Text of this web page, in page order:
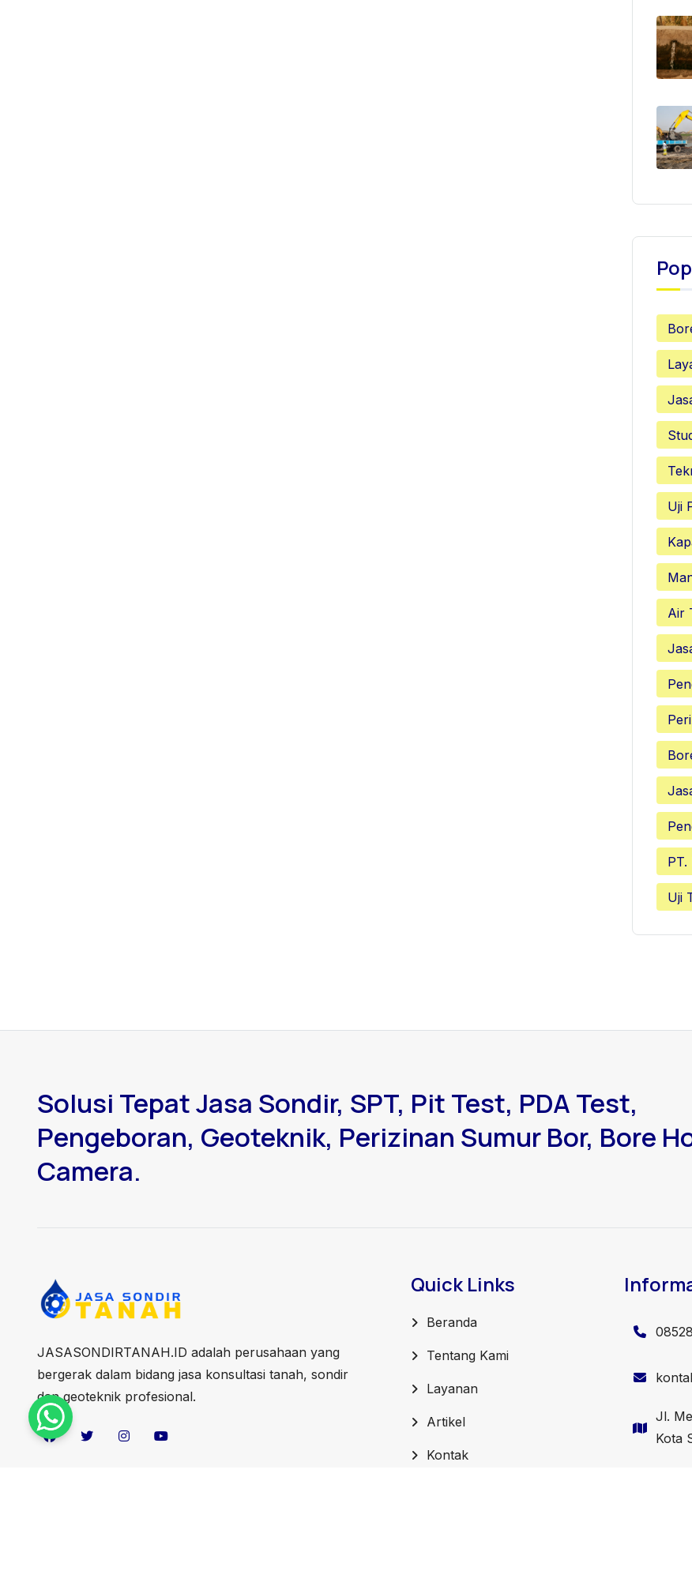
Uji
Air
PT.
Uji
Solusi Tepat Jasa Sondir, SPT, Pit Test, PDA Test,
Pengeboran, Geoteknik, Perizinan Sumur Bor, Bore
Camera.
JASASONDIRTANAH.ID adalah perusahaan yang
bergerak dalam bidang jasa konsultasi tanah, sondir
dan geoteknik profesional.
Quick Links
Beranda
Tentang Kami
Layanan
Artikel
Kontak
Jl.
Kota